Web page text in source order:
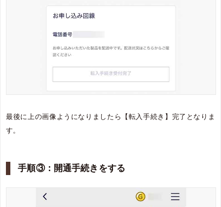
最後に上の画像ようになりましたら【転入手続き】完了となりま
す。
手順③：開通手続きをする